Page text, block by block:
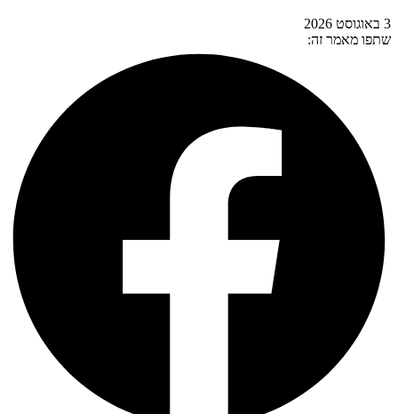
3 באוגוסט 2026
שתפו מאמר זה: